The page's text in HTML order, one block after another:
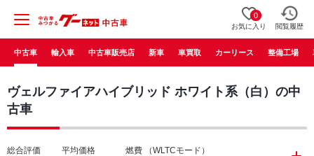
0
お気に入り 閲覧履歴
中古車 輸入車 中古車販売店 新車 車買取 カーリース 整備工場
ヴェルファイアハイブリッド ホワイト系（白）の中
古車
総合評価 平均価格 燃費 （WLTCモード）